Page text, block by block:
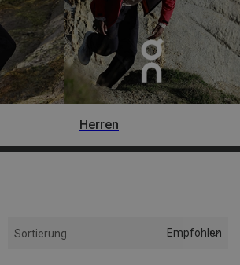
Herren
Sortierung Empfohlen